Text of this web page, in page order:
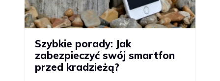
Szybkie porady: Jak
zabezpieczyć swój smartfon
przed kradzieżą?